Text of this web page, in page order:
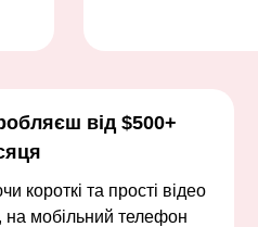
від $500+
короткі та прості відео
на мобільний телефон